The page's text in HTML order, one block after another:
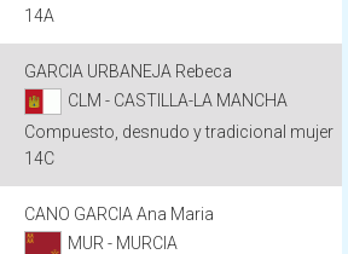
14A
GARCIA URBANEJA Rebeca
CLM - CASTILLA-LA MANCHA
Compuesto, desnudo y tradicional mujer
14C
CANO GARCIA Ana Maria
MUR - MURCIA